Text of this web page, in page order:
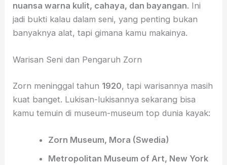
nuansa warna kulit, cahaya, dan bayangan. Ini
jadi bukti kalau dalam seni, yang penting bukan
banyaknya alat, tapi gimana kamu makainya.
Warisan Seni dan Pengaruh Zorn
Zorn meninggal tahun 1920, tapi warisannya masih
kuat banget. Lukisan-lukisannya sekarang bisa
kamu temuin di museum-museum top dunia kayak:
Zorn Museum, Mora (Swedia)
Metropolitan Museum of Art, New York